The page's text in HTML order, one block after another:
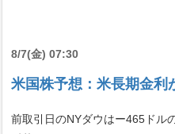
8/7(金) 07:30
米国株予想：米長期金
前取引日のNYダウはー465ドル